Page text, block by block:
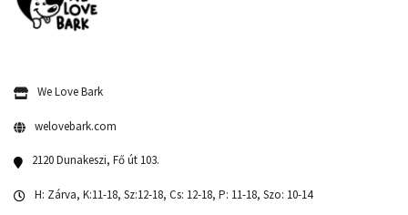
We Love Bark
welovebark.com
2120 Dunakeszi, Fő út 103.
H: Zárva, K:11-18, Sz:12-18, Cs: 12-18, P: 11-18, Szo: 10-14